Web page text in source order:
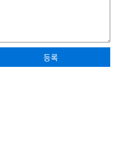
등록